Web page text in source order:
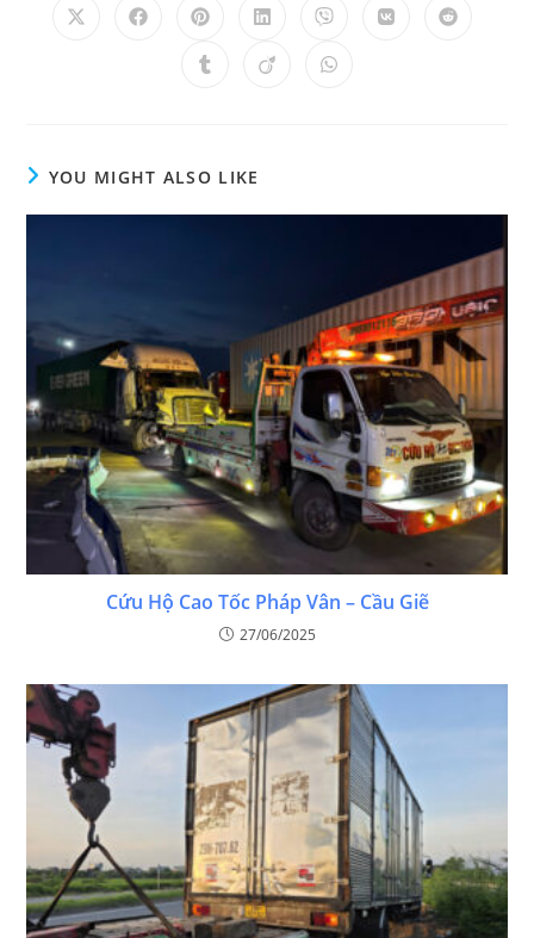
YOU MIGHT ALSO LIKE
Cứu Hộ Cao Tốc Pháp Vân – Cầu Giẽ
27/06/2025